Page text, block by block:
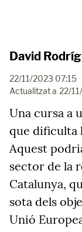
David
22/11/2023 07:15
Actualitzat a 22/
Una cursa a
que dificulta
Aquest
sector de la
Catalunya,
sota dels
Unió